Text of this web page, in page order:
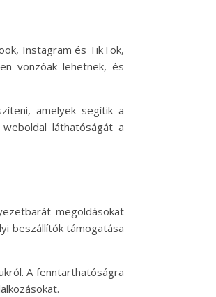
Instagram és TikTok,
vonzóak lehetnek, és
amelyek segítik a
láthatóságát a
megoldásokat
beszállítók támogatása
A fenntarthatóságra